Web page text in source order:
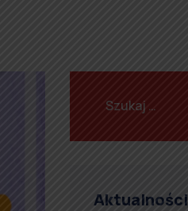
Aktualności